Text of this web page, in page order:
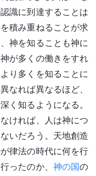
識に到達することは
積み重ねることが求
神を知ることも神に
が多くの働きをすれ
り多くを知ることに
なれば異なるほど、
く知るようになる。
ければ、人は神につ
いだろう。天地創造
律法の時代に何を行
ったのか、 神の国の